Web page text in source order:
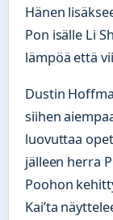
Hänen
Pon isälle Li
lämpöä että
Dustin
siihen
luovuttaa
jälleen herra
Poohon
Kai’ta